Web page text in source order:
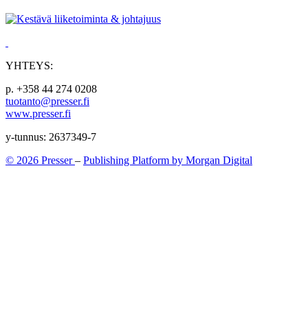
YHTEYS:
p. +358 44 274 0208
tuotanto@presser.fi
www.presser.fi
y-tunnus: 2637349-7
© 2026 Presser– Publishing Platform by Morgan Digital